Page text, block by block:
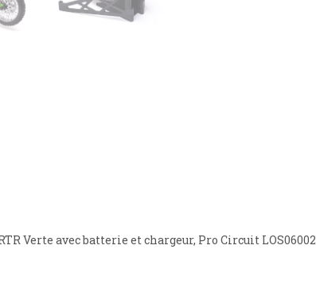
Verte avec batterie et chargeur, Pro Circuit LOS06002